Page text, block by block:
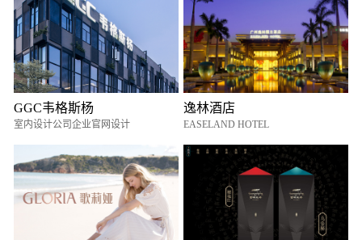
GGC韦格斯杨
室内设计公司企业官网设计
逸林酒店
EASELAND HOTEL